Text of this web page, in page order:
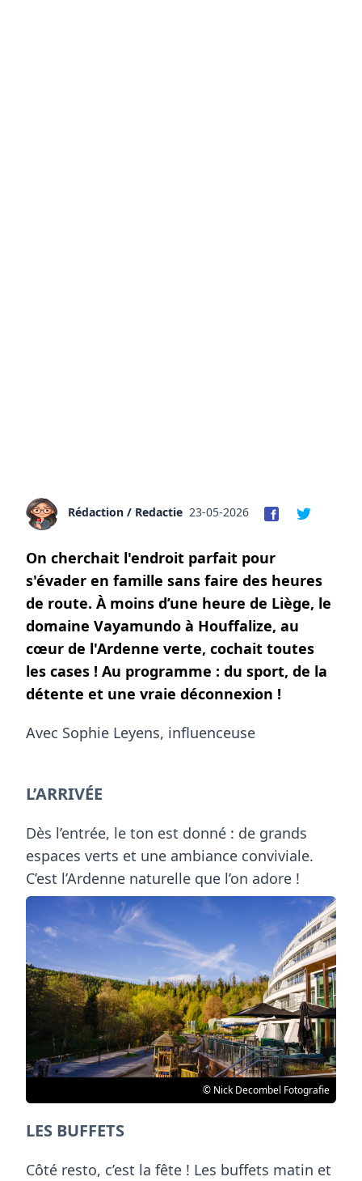
Rédaction / Redactie 23-05-2026
On cherchait l'endroit parfait pour
s'évader en famille sans faire des heures
de route. À moins d’une heure de Liège, le
domaine Vayamundo à Houffalize, au
cœur de l'Ardenne verte, cochait toutes
les cases ! Au programme : du sport, de la
détente et une vraie déconnexion !
Avec Sophie Leyens, influenceuse
L’ARRIVÉE
Dès l’entrée, le ton est donné : de grands
espaces verts et une ambiance conviviale.
C’est l’Ardenne naturelle que l’on adore !
© Nick Decombel Fotografie
LES BUFFETS
Côté resto, c’est la fête ! Les buffets matin et